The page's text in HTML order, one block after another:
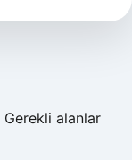
Gerekli alanlar